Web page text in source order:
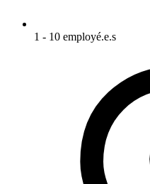
1 - 10 employé.e.s